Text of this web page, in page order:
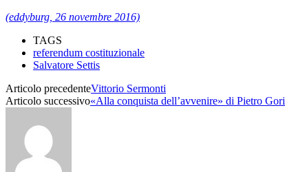
(eddyburg, 26 novembre 2016)
TAGS
referendum costituzionale
Salvatore Settis
Articolo precedenteVittorio Sermonti
Articolo successivo«Alla conquista dell’avvenire» di Pietro Gori